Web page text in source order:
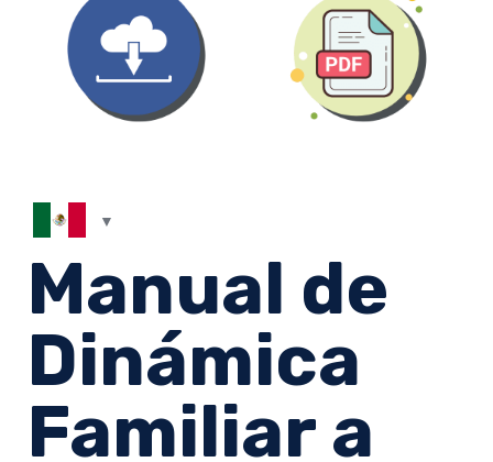
Manual de
Dinámica
Familiar a